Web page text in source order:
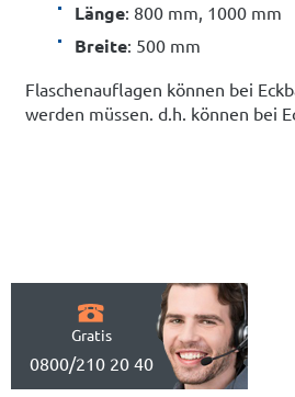
Länge: 800 mm, 1000 mm
Breite: 500 mm
Flaschenauflagen können bei
werden müssen. d.h. können bei
Gratis
0800/210 20 40